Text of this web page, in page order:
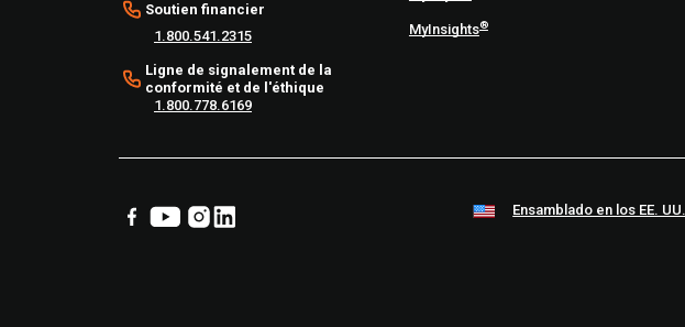
Soutien financier
1.800.541.2315
Ligne de signalement de la
conformité et de l'éthique
1.800.778.6169
MyInsights®
Ensamblado en los EE. UU.